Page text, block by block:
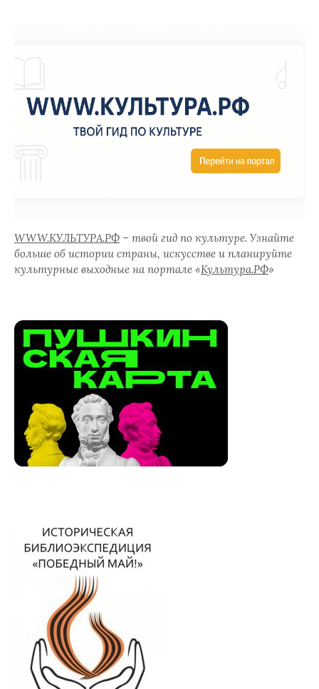
WWW.КУЛЬТУРА.РФ – твой гид по культуре. Узнайте
больше об истории страны, искусстве и планируйте
культурные выходные на портале «Культура.РФ»